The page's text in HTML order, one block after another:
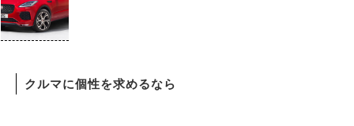
クルマに個性を求めるなら